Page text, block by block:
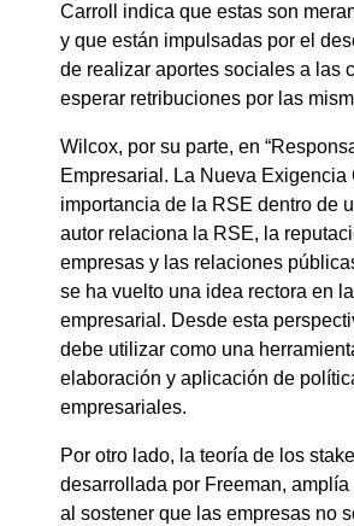
Carroll indica que estas son
y que están impulsadas por el
de realizar aportes sociales a las
esperar retribuciones por las
Wilcox, por su parte, en
Empresarial. La Nueva Exigencia
importancia de la RSE dentro de
autor relaciona la RSE, la
empresas y las relaciones
se ha vuelto una idea rectora en
empresarial. Desde esta
debe utilizar como una
elaboración y aplicación de
empresariales.
Por otro lado, la teoría de los
desarrollada por Freeman,
al sostener que las empresas no